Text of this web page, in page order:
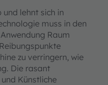
lehnt sich in
muss in den
Raum
zu verringern, wie
Die rasant
Künstliche